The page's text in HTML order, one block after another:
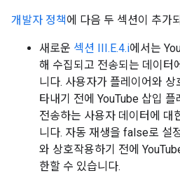
개발자 정책 에 다음 두 섹션이 추가
새로운 섹션 III.E.4.i에서는
해 수집되고 전송되는 데이터
니다. 사용자가 플레이어와
타내기 전에 YouTube 삽입 플
전송하는 사용자 데이터에 대
니다. 자동 재생을 false로 설
와 상호작용하기 전에
한할 수 있습니다.